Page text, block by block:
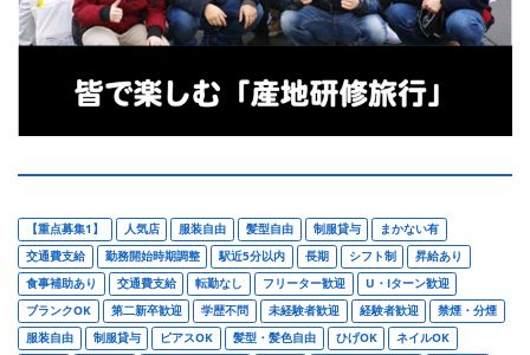
【重点募集1】 人気店 服装自由 髪型自由 制服貸与
まかない有
交通費支給
勤務開始時期調整 駅近5分以内 長期 シフト制
昇給あり
食事補助あり
交通費支給 転勤なし フリーター歓迎
U・Iターン歓迎
ブランクOK
第二新卒歓迎 学歴不問 未経験者歓迎 経験者歓迎
禁煙・分煙
服装自由
制服貸与 ピアスOK 髪型・髪色自由 ひげOK
ネイルOK